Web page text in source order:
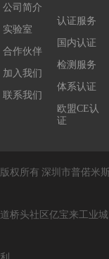
公司简介
实验室
合作伙伴
加入我们
联系我们
认证服务
国内认证
检测服务
体系认证
欧盟CE认
证
版权所有 深圳市普偌米
道桥头社区亿宝来工业城